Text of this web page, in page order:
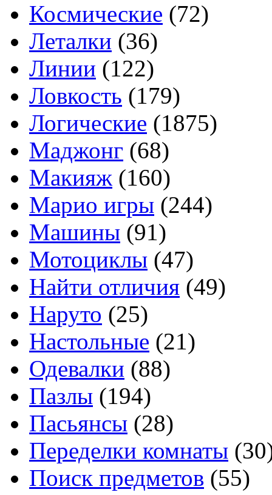
Космические (72)
Леталки (36)
Линии (122)
Ловкость (179)
Логические (1875)
Маджонг (68)
Макияж (160)
Марио игры (244)
Машины (91)
Мотоциклы (47)
Найти отличия (49)
Наруто (25)
Настольные (21)
Одевалки (88)
Пазлы (194)
Пасьянсы (28)
Переделки комнаты
Поиск предметов (55)